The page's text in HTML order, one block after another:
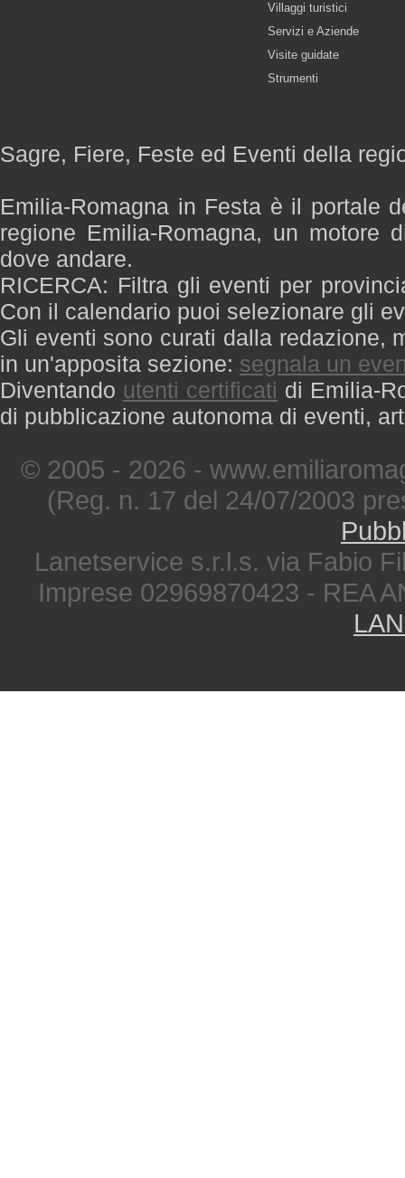
Villaggi turistici
Servizi e Aziende
Visite guidate
Strumenti
Sagre, Fiere, Feste ed Eventi della
Emilia-Romagna in Festa è il portale
regione Emilia-Romagna, un motore
dove andare.
RICERCA: Filtra gli eventi per
Con il calendario puoi selezionare gli
Gli eventi sono curati dalla redazione,
in un'apposita sezione: segnala un
Diventando utenti certificati di Emilia-
di pubblicazione autonoma di eventi,
© 2005 - 2026 -
(Reg. n. 17 del 24/07/2003
Lanetservice s.r.l.s. via Fabio
Imprese 02969870423 - REA